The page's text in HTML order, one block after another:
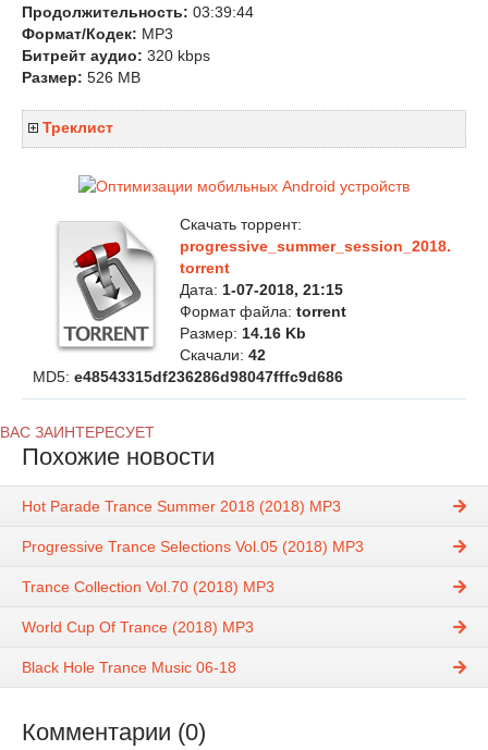
Продолжительность: 03:39:44
Формат/Кодек: MP3
Битрейт аудио: 320 kbps
Размер: 526 MB
Треклист
Скачать торрент:
progressive_summer_session_2018.
torrent
Дата: 1-07-2018, 21:15
Формат файла: torrent
Размер: 14.16 Kb
Скачали: 42
MD5: e48543315df236286d98047fffc9d686
ВАС ЗАИНТЕРЕСУЕТ
Похожие новости
Hot Parade Trance Summer 2018 (2018) MP3
Progressive Trance Selections Vol.05 (2018) MP3
Trance Collection Vol.70 (2018) MP3
World Cup Of Trance (2018) MP3
Black Hole Trance Music 06-18
Комментарии (0)